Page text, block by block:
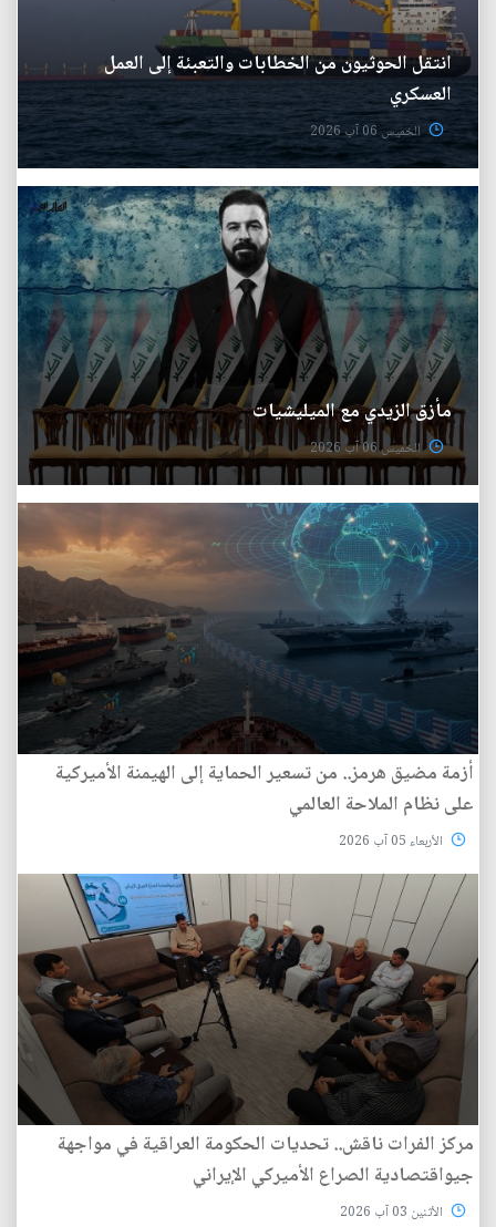
انتقل الحوثيون من الخطابات والتعبئة إلى العمل
العسكري
الخميس 06 آب 2026
مأزق الزيدي مع الميليشيات
الخميس 06 آب 2026
أزمة مضيق هرمز.. من تسعير الحماية إلى الهيمنة الأميركية
على نظام الملاحة العالمي
الأربعاء 05 آب 2026
مركز الفرات ناقش.. تحديات الحكومة العراقية في مواجهة
جيواقتصادية الصراع الأميركي الإيراني
الأثنين 03 آب 2026